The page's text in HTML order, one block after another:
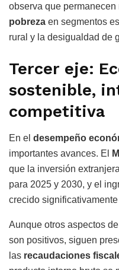
observa que permanecen
pobreza en segmentos
rural y la desigualdad de
Tercer eje:
sostenible,
competitiva
En el desempeño
importantes avances. El
que la inversión
para 2025 y 2030, y el
crecido
Aunque otros aspectos
son positivos, siguen
las recaudaciones